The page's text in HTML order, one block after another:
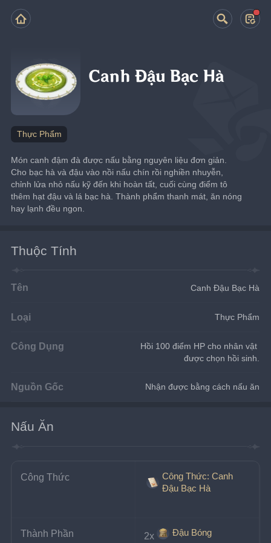
Canh Đậu Bạc Hà
Thực Phẩm
Món canh đậm đà được nấu bằng nguyên liệu đơn giản.
Cho bạc hà và đậu vào nồi nấu chín rồi nghiền nhuyễn,
chỉnh lửa nhỏ nấu kỹ đến khi hoàn tất, cuối cùng điểm tô
thêm hạt đậu và lá bạc hà. Thành phẩm thanh mát, ăn nóng
hay lạnh đều ngon.
Thuộc Tính
Tên Canh Đậu Bạc Hà
Loại Thực Phẩm
Công Dụng
Hồi 100 điểm HP cho nhân vật
được chọn hồi sinh.
Nguồn Gốc Nhận được bằng cách nấu ăn
Nấu Ăn
Công Thức
Công Thức: Canh
Đậu Bạc Hà
Thành Phần 2x Đậu Bóng